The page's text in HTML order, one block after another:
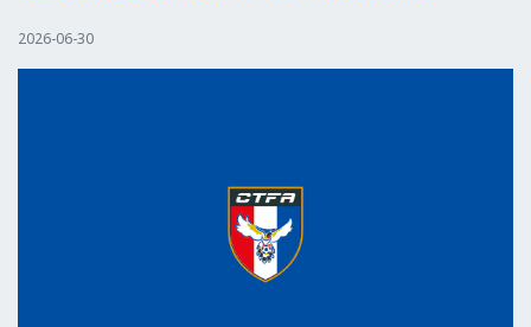
2026-06-30